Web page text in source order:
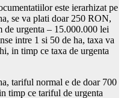
este ierarhizat pe
se va plati doar 250 RON,
urgenta – 15.000.000 lei
intre 1 si 50 de ha, taxa va
in timp ce taxa de urgenta
tariful normal e de doar 700
timp ce tariful de urgenta